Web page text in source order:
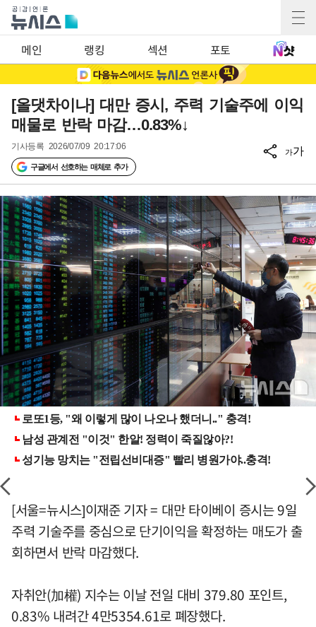
메인 랭킹 섹션 포토
[올댓차이나] 대만 증시, 주력 기술주에 이익
매물로 반락 마감…0.83%↓
기사등록 2026/07/09 20:17:06
구글에서 선호하는 매체로 추가
가가
[서울=뉴시스]이재준 기자 = 대만 타이베이 증시는 9일
주력 기술주를 중심으로 단기이익을 확정하는 매도가 출
회하면서 반락 마감했다.
자취안(加權) 지수는 이날 전일 대비 379.80 포인트,
0.83% 내려간 4만5354.61로 폐장했다.